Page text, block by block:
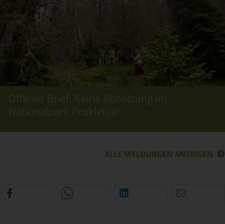
Offener Brief: Keine Abholzung im
Nationalpark Prokletije!
ALLE MELDUNGEN ANZEIGEN